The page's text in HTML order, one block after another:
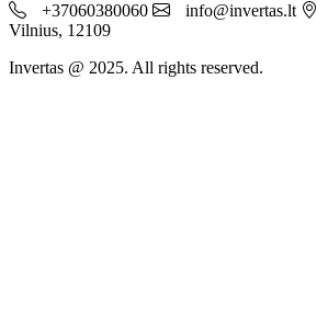
+37060380060 info@invertas.lt
Vilnius, 12109
Invertas @ 2025. All rights reserved.